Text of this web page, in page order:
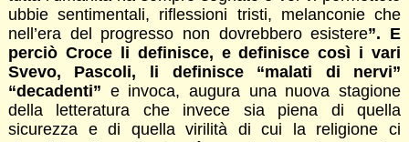
ubbie sentimentali, riflessioni tristi, melanconie che
nell’era del progresso non dovrebbero esistere”. E
perciò Croce li definisce, e definisce così i vari
Svevo, Pascoli, li definisce “malati di nervi”
“decadenti” e invoca, augura una nuova stagione
della letteratura che invece sia piena di quella
sicurezza e di quella virilità di cui la religione ci